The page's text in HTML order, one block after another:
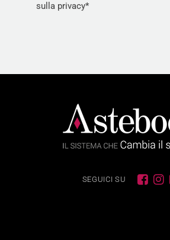
sulla privacy*
SEGUICI SU